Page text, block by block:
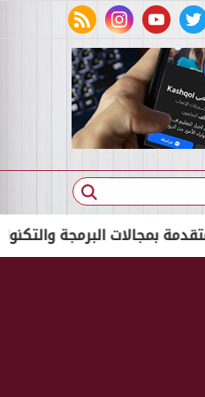
twitter
youtube
instagram
rss feed
البرمجة والتكنولوجيا